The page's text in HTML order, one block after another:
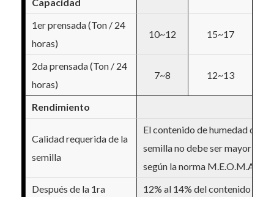
1er prensada (Ton / 24
horas)
10~12 15~17
2da prensada (Ton / 24
horas)
7~8 12~13
Rendimiento
Calidad requerida de la
semilla
El contenido de humedad de la
semilla no debe ser mayor a
según la norma M.E.O.M.A.
Después de la 1ra
12% al 14% del contenido de